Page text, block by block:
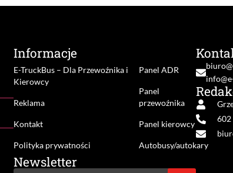
Informacje
E-TruckBus – Dla Przewoźnika i
Kierowcy
Reklama
Kontakt
Polityka prywatności
Panel ADR
Panel
przewoźnika
Panel kierowcy
Autobusy/autokary
Newsletter
602